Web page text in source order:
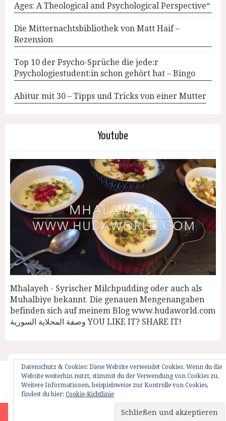
Ages: A Theological and Psychological Perspective“
Die Mitternachtsbibliothek von Matt Haif –
Rezension
Top 10 der Psycho-Sprüche die jede:r
Psychologiestudent:in schon gehört hat – Bingo
Abitur mit 30 – Tipps und Tricks von einer Mutter
Youtube
Mhalayeh - Syrischer Milchpudding oder auch als
Muhalbiye bekannt. Die genauen Mengenangaben
befinden sich auf meinem Blog www.hudaworld.com
وصفة المحلاية السورية YOU LIKE IT? SHARE IT!
Datenschutz & Cookies: Diese Website verwendet Cookies. Wenn du die
Website weiterhin nutzt, stimmst du der Verwendung von Cookies zu.
Weitere Informationen, beispielsweise zur Kontrolle von Cookies,
findest du hier: Cookie-Richtlinie
Startseite Impressum Weglot Switcher
HUDAWORLD.COM | ALL RIGHTS RESERVED | © 2012
Site is using a trial version of the theme. Please enter your